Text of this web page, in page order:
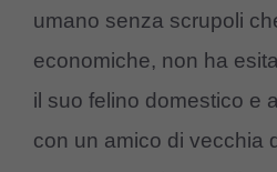
umano senza scrupoli
economiche, non ha
il suo felino domestico e
con un amico di vecchia